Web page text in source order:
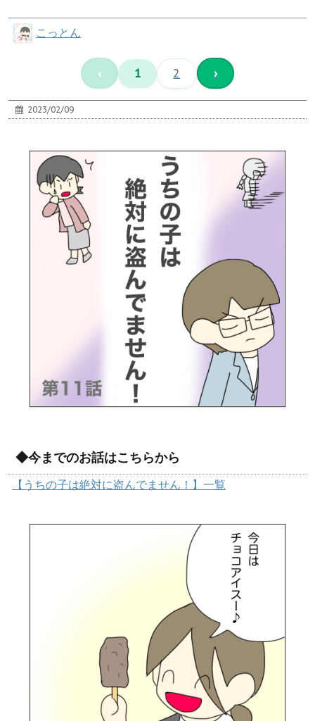
こっとん
‹ 1 2 ›
2023/02/09
◆今までのお話はこちらから
【うちの子は絶対に盗んでません！】一覧